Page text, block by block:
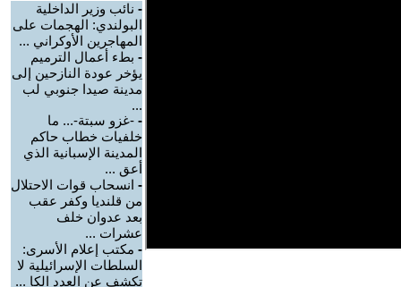
- نائب وزير الداخلية
البولندي: الهجمات على
المهاجرين الأوكراني ...
- بطء أعمال الترميم
يؤخر عودة النازحين إلى
مدينة صيدا جنوبي لب
...
- -غزو سبتة-... ما
خلفيات خطاب حاكم
المدينة الإسبانية الذي
أعق ...
- انسحاب قوات الاحتلال
من قلنديا وكفر عقب
بعد عدوان خلف
عشرات ...
- مكتب إعلام الأسرى:
السلطات الإسرائيلية لا
تكشف عن العدد الكا ...